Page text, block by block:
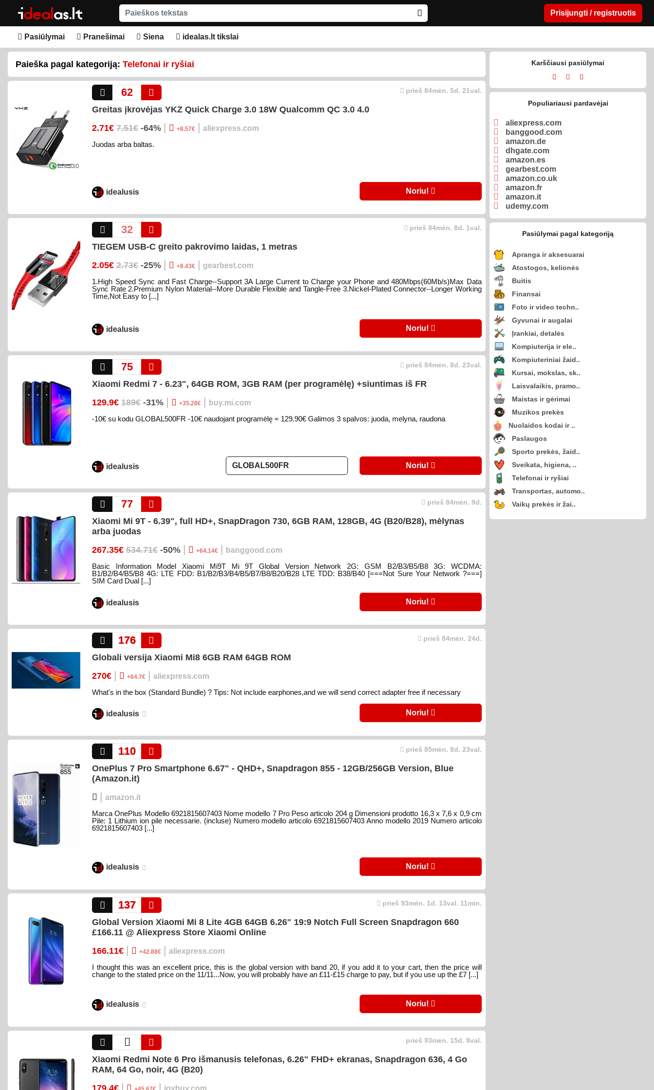
Prisijungti / registruotis
Pasiūlymai Pranešimai Siena idealas.lt tikslai
Paieška pagal kategoriją: Telefonai ir ryšiai
62 prieš 84mėn. 5d. 21val.
Greitas įkrovėjas YKZ Quick Charge 3.0 18W Qualcomm QC 3.0 4.0
2.71€ 7.51€ -64% | +8.57€ | aliexpress.com
Juodas arba baltas.
idealusis Noriu!
32 prieš 84mėn. 8d. 1val.
TIEGEM USB-C greito pakrovimo laidas, 1 metras
2.05€ 2.73€ -25% | +8.43€ | gearbest.com
1.High Speed Sync and Fast Charge--Support 3A Large Current to Charge your Phone and 480Mbps(60Mb/s)Max Data
Sync Rate 2.Premium Nylon Material--More Durable Flexible and Tangle-Free 3.Nickel-Plated Connector--Longer Working
Time,Not Easy to [...]
idealusis Noriu!
75 prieš 84mėn. 8d. 23val.
Xiaomi Redmi 7 - 6.23", 64GB ROM, 3GB RAM (per programėlę) +siuntimas iš FR
129.9€ 189€ -31% | +35.28€ | buy.mi.com
-10€ su kodu GLOBAL500FR -10€ naudojant programėlę = 129.90€ Galimos 3 spalvos: juoda, melyna, raudona
idealusis Noriu!
77 prieš 84mėn. 9d.
Xiaomi Mi 9T - 6.39", full HD+, SnapDragon 730, 6GB RAM, 128GB, 4G (B20/B28), mėlynas
arba juodas
267.35€ 534.71€ -50% | +64.14€ | banggood.com
Basic Information Model Xiaomi Mi9T Mi 9T Global Version Network 2G: GSM B2/B3/B5/B8 3G: WCDMA:
B1/B2/B4/B5/B8 4G: LTE FDD: B1/B2/B3/B4/B5/B7/B8/B20/B28 LTE TDD: B38/B40 [===Not Sure Your Network ?===]
SIM Card Dual [...]
idealusis Noriu!
176 prieš 84mėn. 24d.
Globali versija Xiaomi Mi8 6GB RAM 64GB ROM
270€
+64.7€
aliexpress.com
What's in the box (Standard Bundle) ? Tips: Not include earphones,and we will send correct adapter free if necessary
idealusis Noriu!
110 prieš 85mėn. 8d. 23val.
OnePlus 7 Pro Smartphone 6.67" - QHD+, Snapdragon 855 - 12GB/256GB Version, Blue
(Amazon.it)
amazon.it
Marca OnePlus Modello 6921815607403 Nome modello 7 Pro Peso articolo 204 g Dimensioni prodotto 16,3 x 7,6 x 0,9 cm
Pile: 1 Lithium ion pile necessarie. (incluse) Numero modello articolo 6921815607403 Anno modello 2019 Numero articolo
6921815607403 [...]
idealusis Noriu!
137 prieš 93mėn. 1d. 13val. 11min.
Global Version Xiaomi Mi 8 Lite 4GB 64GB 6.26" 19:9 Notch Full Screen Snapdragon 660
£166.11 @ Aliexpress Store Xiaomi Online
166.11€ | +42.88€ | aliexpress.com
I thought this was an excellent price, this is the global version with band 20, if you add it to your cart, then the price will
change to the stated price on the 11/11...Now, you will probably have an £11-£15 charge to pay, but if you use up the £7 [...]
idealusis Noriu!
prieš 93mėn. 15d. 8val.
Xiaomi Redmi Note 6 Pro išmanusis telefonas, 6.26" FHD+ ekranas, Snapdragon 636, 4 Go
RAM, 64 Go, noir, 4G (B20)
179.4€ | | joybuy.com
Karščiausi pasiūlymai
Populiariausi pardavėjai
aliexpress.com
banggood.com
amazon.de
dhgate.com
amazon.es
gearbest.com
amazon.co.uk
amazon.fr
amazon.it
udemy.com
Pasiūlymai pagal kategoriją
Apranga ir aksesuarai
Atostogos, kelionės
Buitis
Finansai
Foto ir video techn..
Gyvunai ir augalai
Įrankiai, detalės
Kompiuterija ir ele..
Kompiuteriniai žaid..
Kursai, mokslas, sk..
Laisvalaikis, pramo..
Maistas ir gėrimai
Muzikos prekės
Nuolaidos kodai ir ..
Paslaugos
Sporto prekės, žaid..
Sveikata, higiena, ..
Telefonai ir ryšiai
Transportas, automo..
Vaikų prekės ir žai..